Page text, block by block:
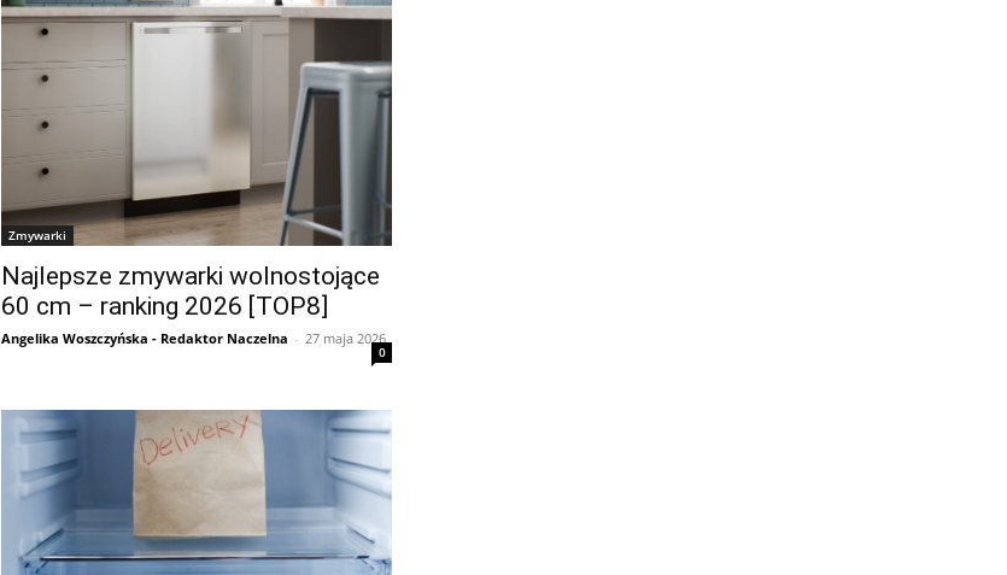
Zmywarki
Najlepsze zmywarki wolnostojące
60 cm – ranking 2026 [TOP8]
Angelika Woszczyńska - Redaktor Naczelna - 27 maja 2026
0